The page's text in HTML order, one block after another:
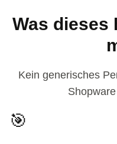
Was dieses
Kein generisches
🎯